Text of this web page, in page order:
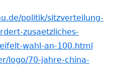
politik/sitzverteilung-
zusaetzliches-
wahl-an-100.html
logo/70-jahre-china-